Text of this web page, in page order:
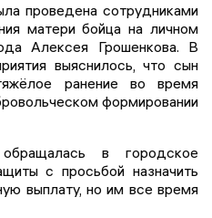
проведена сотрудниками
матери бойца на личном
Алексея Грошенкова. В
выяснилось, что сын
ранение во время
формировании
в городское
с просьбой назначить
выплату, но им все время